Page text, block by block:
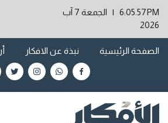
6:05.57PM | الجمعة 7 آب
2026
الصفحة الرئيسية نبذة عن الافكار